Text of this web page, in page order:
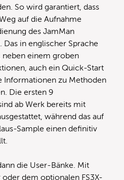
So wird garantiert, dass
auf die Aufnahme
des JamMan
in englischer Sprache
neben einem groben
auch ein Quick-Start
Informationen zu Methoden
Die ersten 9
ab Werk bereits mit
während das auf
Sample einen definitiv
die User-Bänke. Mit
dem optionalen FS3X-